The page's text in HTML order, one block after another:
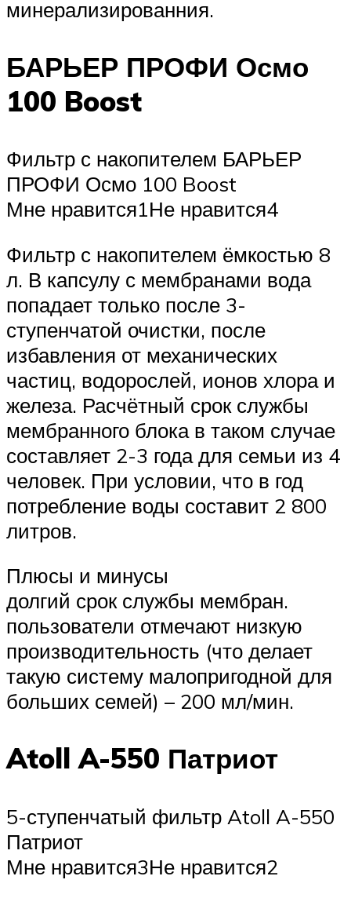
минерализированния.
БАРЬЕР ПРОФИ Осмо
100 Boost
Фильтр с накопителем БАРЬЕР
ПРОФИ Осмо 100 Boost
Мне нравится1Не нравится4
Фильтр с накопителем ёмкостью 8
л. В капсулу с мембранами вода
попадает только после 3-
ступенчатой очистки, после
избавления от механических
частиц, водорослей, ионов хлора и
железа. Расчётный срок службы
мембранного блока в таком случае
составляет 2-3 года для семьи из 4
человек. При условии, что в год
потребление воды составит 2 800
литров.
Плюсы и минусы
долгий срок службы мембран.
пользователи отмечают низкую
производительность (что делает
такую систему малопригодной для
больших семей) – 200 мл/мин.
Atoll A-550 Патриот
5-ступенчатый фильтр Atoll A-550
Патриот
Мне нравится3Не нравится2